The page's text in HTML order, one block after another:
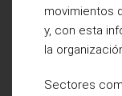
movimientos
y, con esta
la
Sectores